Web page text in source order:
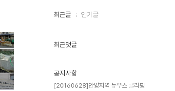
최
인
최근글 인기글
최근댓글
공지사항
[20160628]안양지역 뉴우스 클리핑